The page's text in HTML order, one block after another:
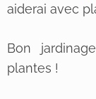
aiderai avec
Bon
plantes !